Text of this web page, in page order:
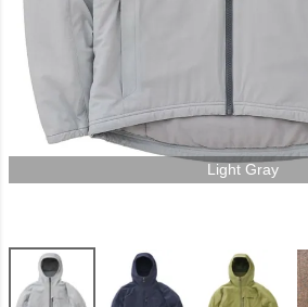
Light Gray